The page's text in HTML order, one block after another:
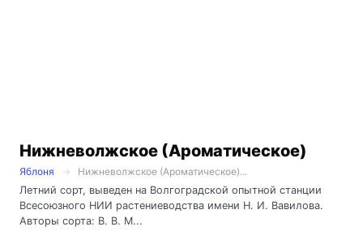
Нижневолжское (Ароматическое)
Яблоня
Нижневолжское (Ароматическое)...
Летний сорт, выведен на Волгоградской опытной станции
Всесоюзного НИИ растениеводства имени Н. И. Вавилова.
Авторы сорта: В. В. М...